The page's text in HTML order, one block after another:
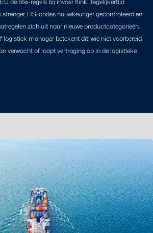
de btw-regels bij invoer flink. Tegelijkertijd
HS-codes nauwkeuriger gecontroleerd en
zich uit naar nieuwe productcategorieën.
manager betekent dit: wie niet voorbereid
verwacht of loopt vertraging op in de logistieke